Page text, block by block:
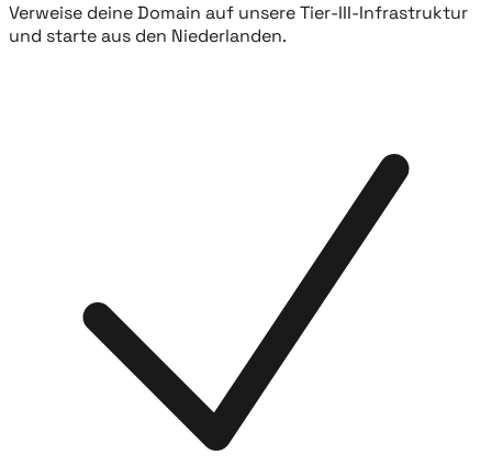
Verweise deine Domain auf unsere Tier-III-Infrastruktur
und starte aus den Niederlanden.